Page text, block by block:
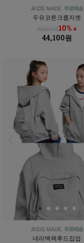
두유코튼크롭자켓
48,900원 10% ↓
44,100원
네라백팩후드집업